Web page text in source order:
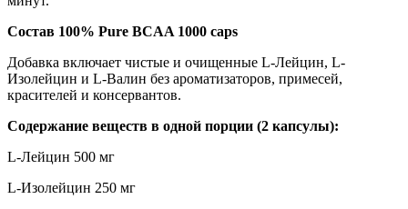
Состав 100% Pure BCAA 1000 caps
Добавка включает чистые и очищенные L-Лейцин, L-
Изолейцин и L-Валин без ароматизаторов, примесей,
красителей и консервантов.
Содержание веществ в одной порции (2 капсулы):
L-Лейцин 500 мг
L-Изолейцин 250 мг